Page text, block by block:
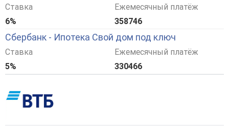
Ставка
6%
Ежемесячный платёж
358746
Сбербанк - Ипотека Свой дом под ключ
Ставка
5%
Ежемесячный платёж
330466